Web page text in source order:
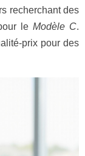
recherchant des
le Modèle C.
prix pour des